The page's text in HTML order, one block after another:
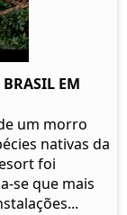
BRASIL EM
um morro
nativas da
foi
se que mais